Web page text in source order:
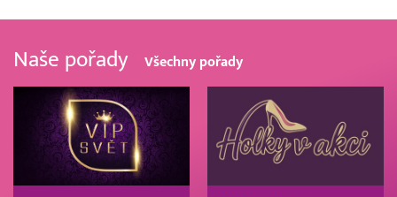
Naše pořady Všechny pořady